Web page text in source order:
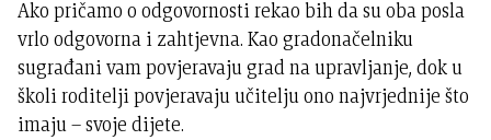
Ako pričamo o odgovornosti rekao bih da su oba posla
vrlo odgovorna i zahtjevna. Kao gradonačelniku
sugrađani vam povjeravaju grad na upravljanje, dok u
školi roditelji povjeravaju učitelju ono najvrjednije što
imaju – svoje dijete.